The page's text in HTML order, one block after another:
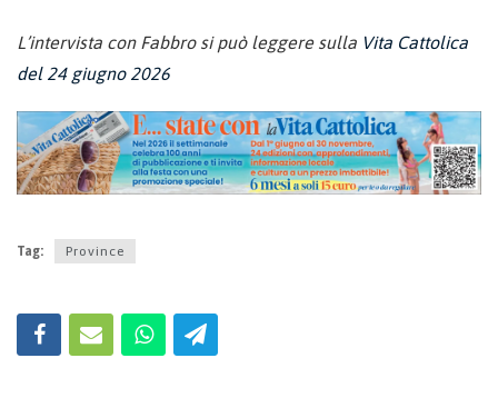
L’intervista con Fabbro si può leggere sulla Vita Cattolica
del 24 giugno 2026
Tag: Province